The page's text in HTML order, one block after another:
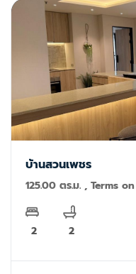
ดาดฟ้า มีเจ้าหน้าที่รักษ
กล้องวงจรปิด คอนโดดีลักซ์แห่งนี้มีพื้นที่กว้างขวางสำหรับการ
พักผ่อนหลังจากเที่ยวชมภูเ
มีตู้เย็นขนาดใหญ่พร้อมช่
ปิ้งขนมปัง หม้อหุงข้าว แ
และประหยัดพลังงานมา
เอี่ยม - ชุดเครื่องนอนทั้
ไฟเบอร์ออปติก 100
นิ้ว 2 เครื่อง พร้อมแอปพลิ
YouTube, เว็บเบราว์เซอ
บ้านสวนเพชร
125.00 ตร.ม. , Terms
2 2